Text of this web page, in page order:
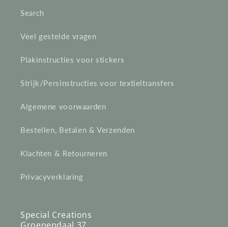
Search
Veel gestelde vragen
Plakinstructies voor stickers
Strijk/Persinstructies voor textieltransfers
Algemene voorwaarden
Bestellen, Betalen & Verzenden
Klachten & Retourneren
Privacyverklaring
Special Creations